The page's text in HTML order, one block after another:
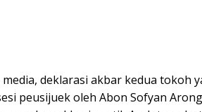
deklarasi akbar kedua tokoh
peusijuek oleh Abon Sofyan